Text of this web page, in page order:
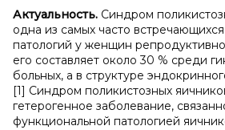
Актуальность. Синдром
одна из самых часто
патологий у женщин
его составляет около 30 % среди
больных, а в структуре
[1] Синдром поликистозных
гетерогенное заболевание,
функциональной патологией